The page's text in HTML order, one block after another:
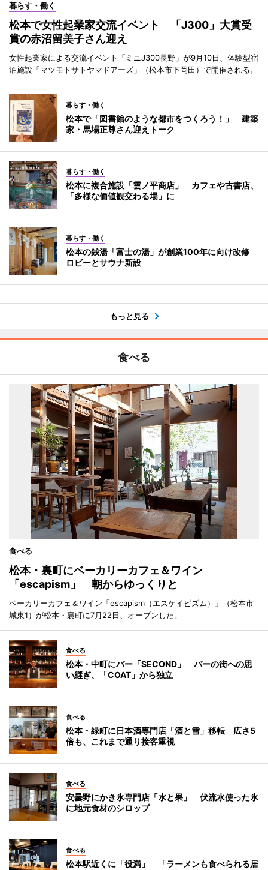
暮らす・働く
松本で女性起業家交流イベント 「J300」大賞受
賞の赤沼留美子さん迎え
女性起業家による交流イベント「ミニJ300長野」が9月10日、体験型宿
泊施設「マツモトサトヤマドアーズ」（松本市下岡田）で開催される。
暮らす・働く
松本で「図書館のような都市をつくろう！」 建築
家・馬場正尊さん迎えトーク
暮らす・働く
松本に複合施設「雲ノ平商店」 カフェや古書店、
「多様な価値観交わる場」に
暮らす・働く
松本の銭湯「富士の湯」が創業100年に向け改修
ロビーとサウナ新設
もっと見る
食べる
食べる
松本・裏町にベーカリーカフェ＆ワイン
「escapism」 朝からゆっくりと
ベーカリーカフェ＆ワイン「escapism（エスケイピズム）」（松本市
城東1）が松本・裏町に7月22日、オープンした。
食べる
松本・中町にバー「SECOND」 バーの街への思
い継ぎ、「COAT」から独立
食べる
松本・緑町に日本酒専門店「酒と雪」移転 広さ5
倍も、これまで通り接客重視
食べる
安曇野にかき氷専門店「水と果」 伏流水使った氷
に地元食材のシロップ
食べる
松本駅近くに「役満」 「ラーメンも食べられる居